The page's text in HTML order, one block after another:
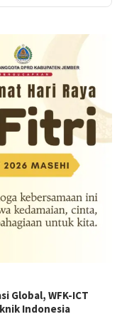
Global, WFK-ICT
Indonesia